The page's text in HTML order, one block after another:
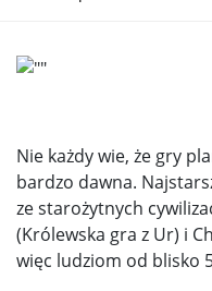
Nie każdy wie, że gry
bardzo dawna.
ze starożytnych
(Królewska gra z Ur) i
więc ludziom od blisko